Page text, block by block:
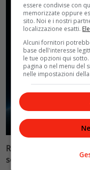
Reflect Orbital: gli
sole di notte (per
essere condivise con
memorizzate oppure
sito. Noi e i nostri
localizzazione esatti.
Alcuni fornitori
base dell'interesse
le tue opzioni qui
pagina o nel menu del
nelle impostazioni